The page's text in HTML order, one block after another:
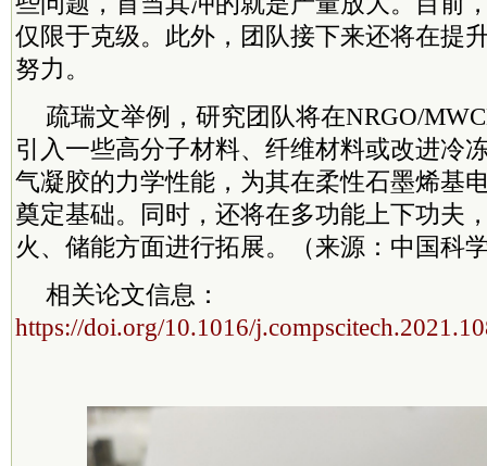
仅限于克级。此外，团队接下来还将在提
努力。
疏瑞文举例，研究团队将在NRGO/
引入一些高分子材料、纤维材料或改进冷
气凝胶的力学性能，为其在柔性石墨烯基
奠定基础。同时，还将在多功能上下功夫
火、储能方面进行拓展。（来源：中国科
相关论文信息：
https://doi.org/10.1016/